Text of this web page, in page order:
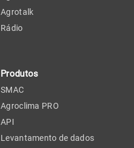
Agrotalk
Rádio
Produtos
SMAC
Agroclima PRO
API
Levantamento de dados